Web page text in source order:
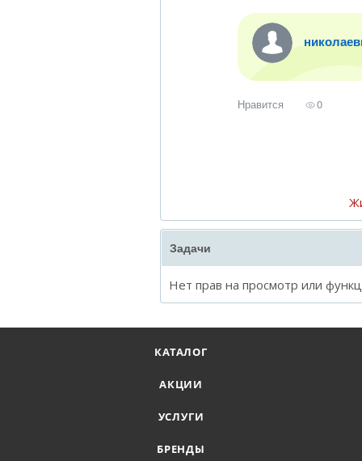
Нравится 0
Задачи
Нет прав на просмотр или
КАТАЛОГ
АКЦИИ
УСЛУГИ
БРЕНДЫ